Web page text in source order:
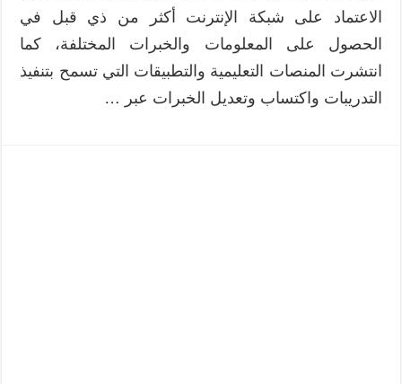
الاعتماد على شبكة الإنترنت أكثر من ذي قبل في
الحصول على المعلومات والخبرات المختلفة، كما
انتشرت المنصات التعليمية والتطبيقات التي تسمح بتنفيذ
التدريبات واكتساب وتعديل الخبرات عبر …